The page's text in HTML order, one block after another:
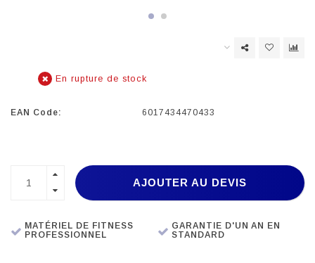
En rupture de stock
EAN Code: 6017434470433
AJOUTER AU DEVIS
MATÉRIEL DE FITNESS
PROFESSIONNEL
GARANTIE D'UN AN EN
STANDARD